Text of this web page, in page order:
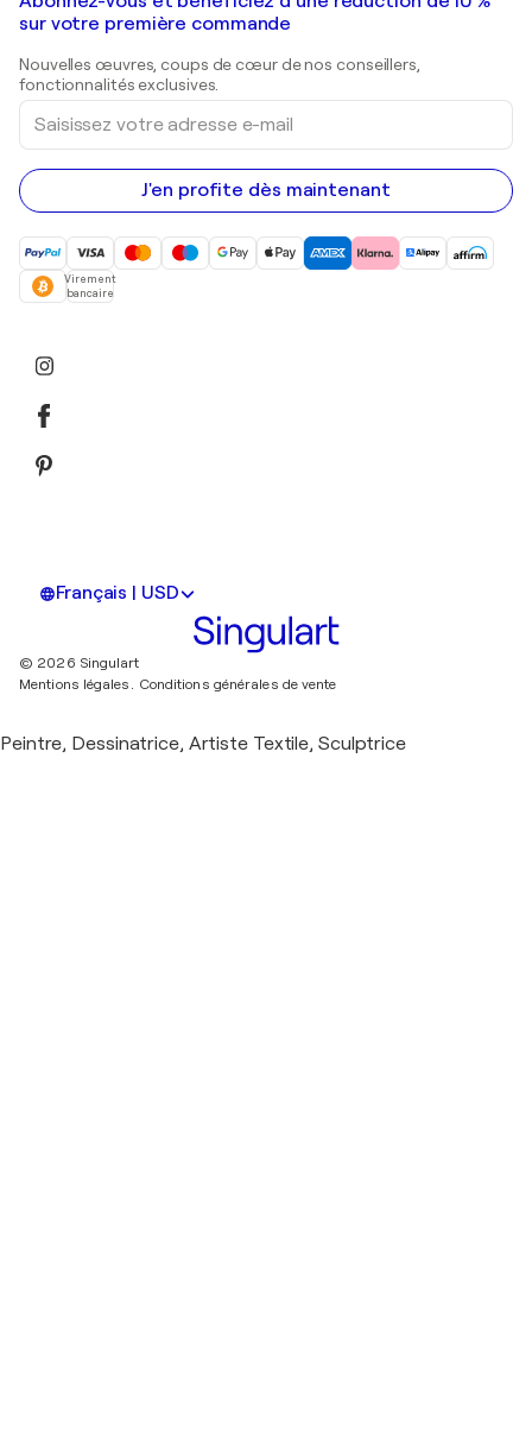
Shepard Fairey
Peintures de paysage
Estampes
Peintures acryliques
Galeries d'art en Belgique
sur votre première commande
Nouvelles œuvres, coups de cœur de nos conseillers,
fonctionnalités exclusives.
Saisissez
votre
adresse
e-
mail
J'en profite dès maintenant
Virement
bancaire
Français | USD
© 2026 Singulart
Mentions légales. Conditions générales de vente
Peintre, Dessinatrice, Artiste Textile, Sculptrice